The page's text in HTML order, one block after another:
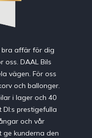
bra affär för dig
oss. DAAL Bils
vägen. För oss
och ballonger.
i lager och 40
prestigefulla
och vår
kunderna den